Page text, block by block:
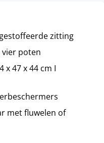
zitting
poten
x 47 x 44 cm I
met fluwelen of